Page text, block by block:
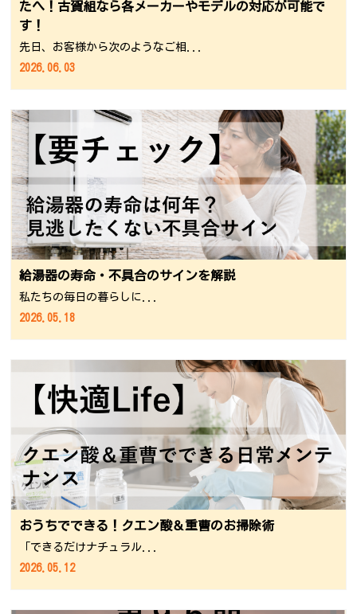
たへ！古賀組なら各メーカーやモデルの対応が可能で
す！
先日、お客様から次のようなご相...
2026.06.03
給湯器の寿命・不具合のサインを解説
私たちの毎日の暮らしに...
2026.05.18
おうちでできる！クエン酸＆重曹のお掃除術
「できるだけナチュラル...
2026.05.12